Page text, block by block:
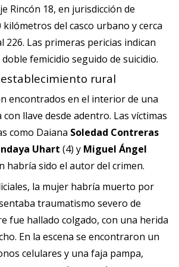
Rincón 18, en jurisdicción de
kilómetros del casco urbano y cerca
226. Las primeras pericias indican
femicidio seguido de suicidio.
rural
encontrados en el interior de una
llave desde adentro. Las víctimas
como Daiana Soledad Contreras
Uhart (4) y Miguel Ángel
habría sido el autor del crimen.
la mujer habría muerto por
traumatismo severo de
fue hallado colgado, con una herida
En la escena se encontraron un
celulares y una faja pampa,